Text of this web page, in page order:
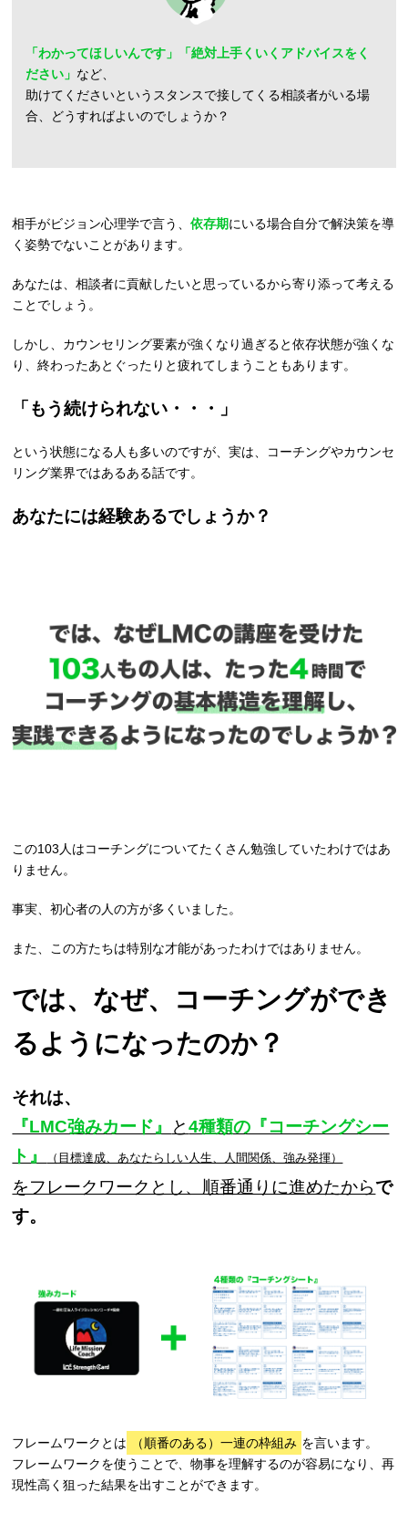
「わかってほしいんです」「絶対上手くいくアドバイスをく
ださい」 など、
助けてくださいというスタンスで接してくる相談者がいる場
合、どうすればよいのでしょうか？
相手がビジョン心理学で言う、依存期にいる場合自分で解決策を導
く姿勢でないことがあります。
あなたは、相談者に貢献したいと思っているから寄り添って考える
ことでしょう。
しかし、カウンセリング要素が強くなり過ぎると依存状態が強くな
り、終わったあとぐったりと疲れてしまうこともあります。
「もう続けられない・・・」
という状態になる人も多いのですが、実は、コーチングやカウンセ
リング業界ではあるある話です。
あなたには経験あるでしょうか？
この103人はコーチングについてたくさん勉強していたわけではあ
りません。
事実、初心者の人の方が多くいました。
また、この方たちは特別な才能があったわけではありません。
では、なぜ、コーチングができ
るようになったのか？
それは、
『LMC強みカード』
と4種類の『コーチングシー
ト』
（目標達成、あなたらしい人生、人間関係、強み発揮）
をフレークワークとし、順番通りに進めたからで
す。
フレームワークとは （順番のある）一連の枠組み を言います。
フレームワークを使うことで、物事を理解するのが容易になり、再
現性高く狙った結果を出すことができます。